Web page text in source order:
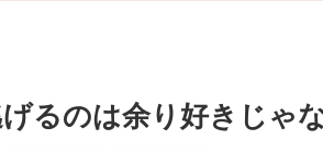
るのは余り好きじゃな